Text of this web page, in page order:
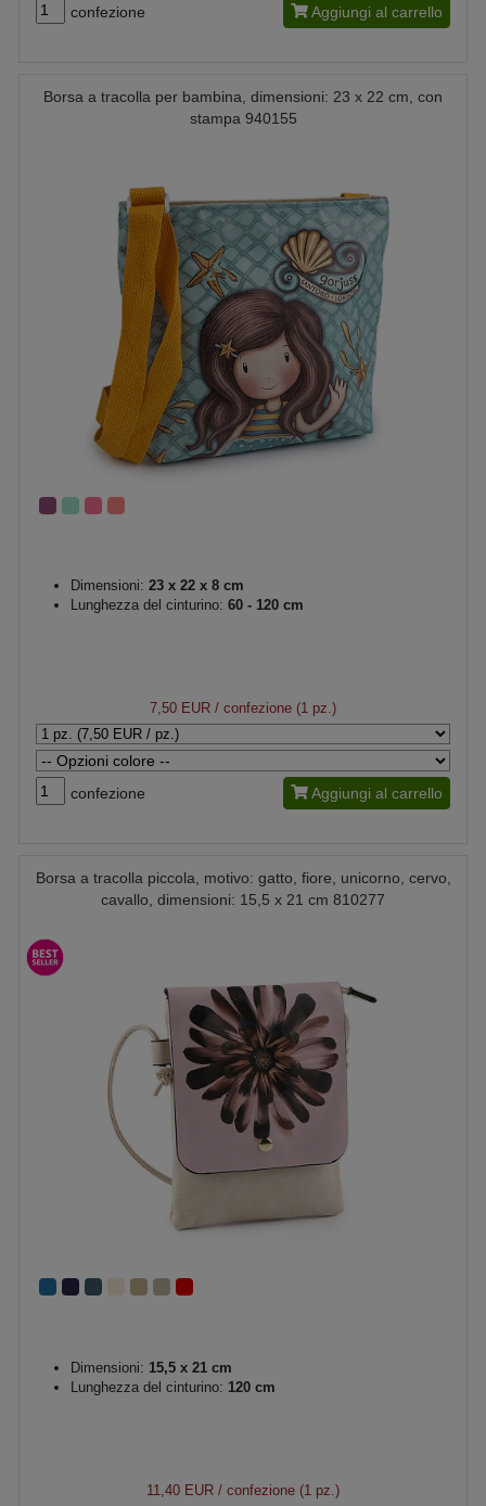
confezione Aggiungi al carrello
Borsa a tracolla per bambina, dimensioni: 23 x 22 cm, con
stampa 940155
Dimensioni: 23 x 22 x 8 cm
Lunghezza del cinturino: 60 - 120 cm
7,50 EUR / confezione (1 pz.)
confezione Aggiungi al carrello
Borsa a tracolla piccola, motivo: gatto, fiore, unicorno, cervo,
cavallo, dimensioni: 15,5 x 21 cm 810277
Dimensioni: 15,5 x 21 cm
Lunghezza del cinturino: 120 cm
11,40 EUR / confezione (1 pz.)